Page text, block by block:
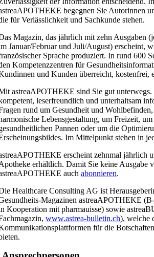
begegnen Sie Autorinnen
für Verlässlichkeit und Sachkunde stehen.
Magazin, das jährlich mit zehn Ausgaben
Januar/Februar und Juli/August) erscheint,
Sprache produziert. In rund 600
Kompetenzzentren für
und Kunden überreicht, kostenfrei,
astreaAPOTHEKE sind Sie gut unterwegs.
leserfreundlich und unterhaltsam
rund um Gesundheit und
Lebensgestaltung, um Freizeit,
Pannen oder um die
Im Mittelpunkt stehen in
erscheint zehnmal jährlich
erhältlich. Damit Sie keine Ausgabe
auchabonnieren.
Healthcare Consulting AG ist
Magazinen astreaAPOTHEKE
Kooperation mit pharmauisse) sowie
www.astrea-bulletin.ch), welche
für die